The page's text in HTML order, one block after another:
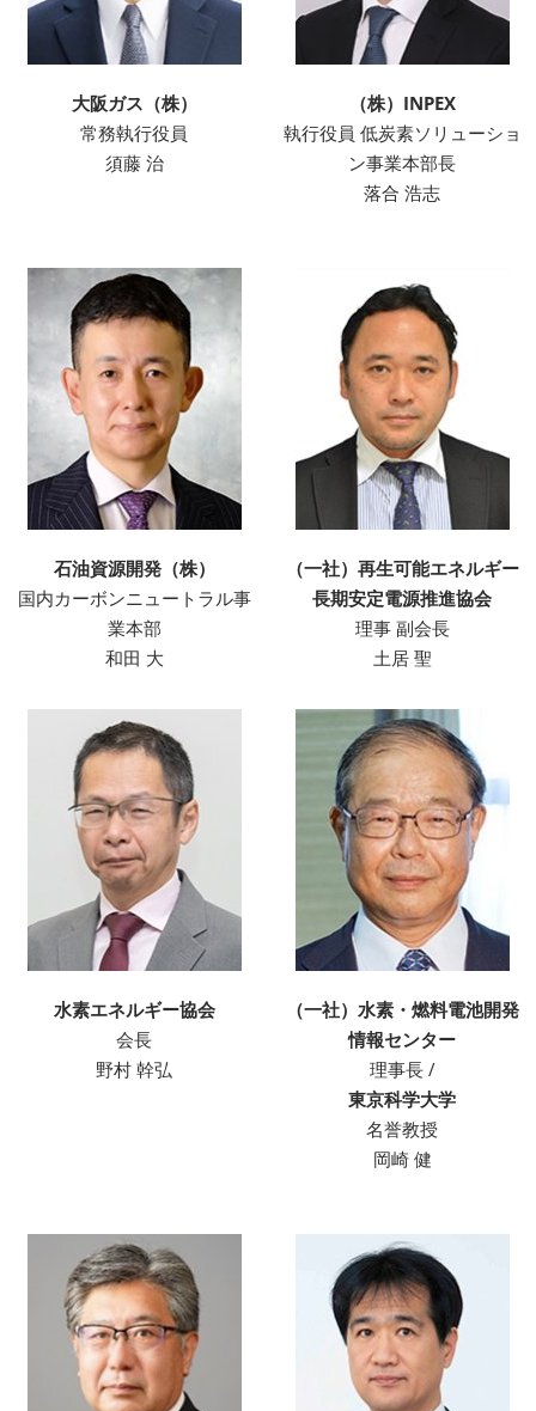
大阪ガス（株）
常務執行役員
須藤 治
（株）INPEX
執行役員 低炭素ソリューショ
ン事業本部長
落合 浩志
石油資源開発（株）
国内カーボンニュートラル事
業本部
和田 大
（一社）再生可能エネルギー
長期安定電源推進協会
理事 副会長
土居 聖
水素エネルギー協会
会長
野村 幹弘
（一社）水素・燃料電池開発
情報センター
理事長 /
東京科学大学
名誉教授
岡崎 健